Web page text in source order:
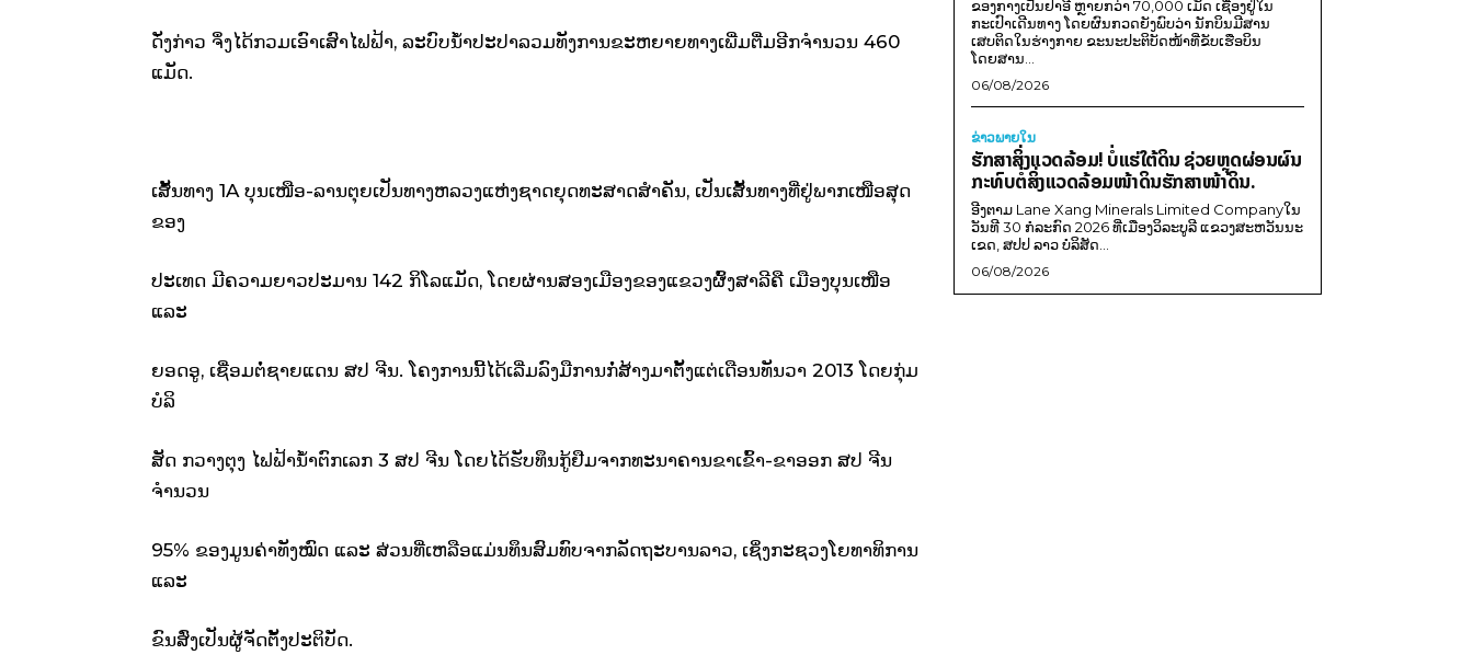
ດັ່ງກ່າວ ຈຶ່ງໄດ້ກວມເອົາເສົາໄຟຟ້າ, ລະບົບນ້ຳປະປາລວມທັງການຂະຫຍາຍທາງເພີ່ມຕື່ມອີກຈຳນວນ 460
ແມັດ.
ເສັ້ນທາງ 1A ບຸນເໜືອ-ລານຕຸຍເປັນທາງຫລວງແຫ່ງຊາດຍຸດທະສາດສຳຄັນ, ເປັນເສັ້ນທາງທີ່ຢູ່ພາກເໜືອສຸດ
ຂອງ
ປະເທດ ມີຄວາມຍາວປະມານ 142 ກິໂລແມັດ, ໂດຍຜ່ານສອງເມືອງຂອງແຂວງຜົ້ງສາລີຄື ເມືອງບຸນເໜືອ
ແລະ
ຍອດອູ, ເຊື່ອມຕໍ່ຊາຍແດນ ສປ ຈີນ. ໂຄງການນີ້ໄດ້ເລີ່ມລົງມືການກໍ່ສ້າງມາຕັ້ງແຕ່ເດືອນທັນວາ 2013 ໂດຍກຸ່ມ
ບໍລິ
ສັດ ກວາງຕຸງ ໄຟຟ້ານ້ຳຕົກເລກ 3 ສປ ຈີນ ໂດຍໄດ້ຮັບທຶນກູ້ຢືມຈາກທະນາຄານຂາເຂົ້າ-ຂາອອກ ສປ ຈີນ
ຈຳນວນ
95% ຂອງມູນຄ່າທັງໝົດ ແລະ ສ່ວນທີ່ເຫລືອແມ່ນທຶນສົມທົບຈາກລັດຖະບານລາວ, ເຊິ່ງກະຊວງໂຍທາທິການ
ແລະ
ຂົນສົ່ງເປັນຜູ້ຈັດຕັ້ງປະຕິບັດ.
ຂອງກາງເປັນຢາອີ ຫຼາຍກວ່າ 70,000 ເມັດ ເຊື່ອງຢູ່ໃນ
ກະເປົາເດີນທາງ ໂດຍຜົນກວດຍັງພົບວ່າ ນັກບິນມີສານ
ເສບຕິດໃນຮ່າງກາຍ ຂະນະປະຕິບັດໜ້າທີ່ຂັບເຮືອບິນ
ໂດຍສານ...
06/08/2026
ຂ່າວພາຍ​ໃນ
ຮັກສາສິ່ງແວດລ້ອມ! ບໍ່ແຮ່ໃຕ້ດິນ ຊ່ວຍຫຼຸດຜ່ອນຜົນ
ກະທົບຕໍ່ສິ່ງແວດລ້ອມໜ້າດິນຮັກສາໜ້າດິນ.
ອີງຕາມ Lane Xang Minerals Limited Companyໃນ
ວັນທີ 30 ກໍລະກົດ 2026 ທີ່ເມືອງວິລະບູລີ ແຂວງສະຫວັນນະ
ເຂດ, ສປປ ລາວ ບໍລິສັດ...
06/08/2026